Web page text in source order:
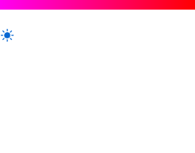
切换浅色 / 深色模式